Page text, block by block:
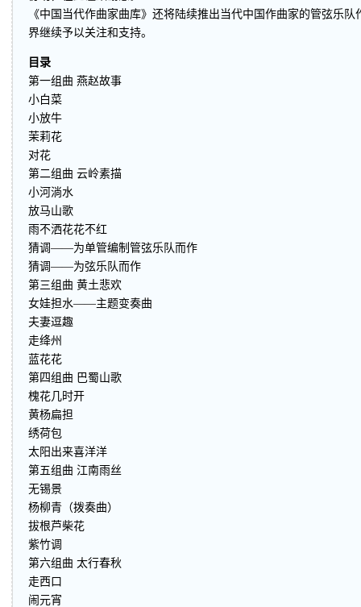
《中国当代作曲家曲库》还将陆续推出当代中国作曲家的管弦乐
界继续予以关注和支持。
目录
第一组曲 燕赵故事
小白菜
小放牛
茉莉花
对花
第二组曲 云岭素描
小河淌水
放马山歌
雨不洒花花不红
猜调——为单管编制管弦乐队而作
猜调——为弦乐队而作
第三组曲 黄土悲欢
女娃担水——主题变奏曲
夫妻逗趣
走绛州
蓝花花
第四组曲 巴蜀山歌
槐花几时开
黄杨扁担
绣荷包
太阳出来喜洋洋
第五组曲 江南雨丝
无锡景
杨柳青（拨奏曲）
拔根芦柴花
紫竹调
第六组曲 太行春秋
走西口
闹元宵